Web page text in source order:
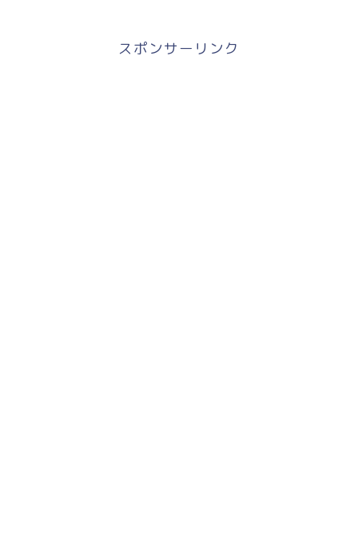
スポンサーリンク